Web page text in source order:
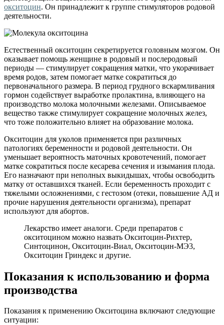
окситоцин. Он принадлежит к группе стимуляторов родовой
деятельности.
Естественный окситоцин секретируется головным мозгом. Он
оказывает помощь женщине в родовый и послеродовый
периоды — стимулирует сокращения матки, что укорачивает
время родов, затем помогает матке сократиться до
первоначального размера. В период грудного вскармливания
гормон содействует выработке пролактина, влияющего на
производство молока молочными железами. Описываемое
вещество также стимулирует сокращение молочных желез,
что тоже положительно влияет на образование молока.
Окситоцин для уколов применяется при различных
патологиях беременности и родовой деятельности. Он
уменьшает вероятность маточных кровотечений, помогает
матке сократиться после кесарева сечения и изымания плода.
Его назначают при неполных выкидышах, чтобы освободить
матку от оставшихся тканей. Если беременность проходит с
тяжелыми осложнениями, с гестозом (отеки, повышение АД и
прочие нарушения деятельности организма), препарат
используют для абортов.
Лекарство имеет аналоги. Среди препаратов с
окситоцином можно назвать Окситоцин-Рихтер,
Синтоцинон, Окситоцин-Виал, Окситоцин-МЭ3,
Окситоцин Гриндекс и другие.
Показания к использованию и форма
производства
Показания к применению Окситоцина включают следующие
ситуации: